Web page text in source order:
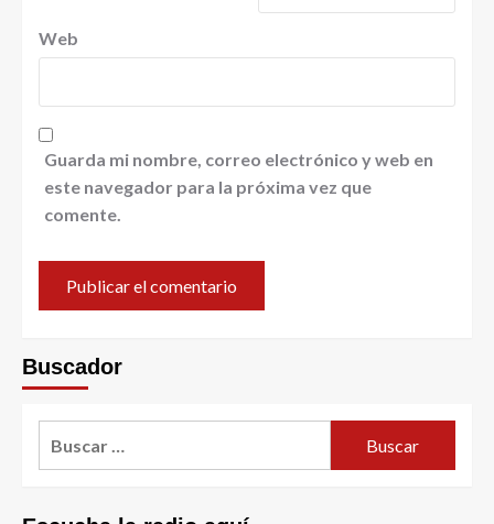
Web
Guarda mi nombre, correo electrónico y web en
este navegador para la próxima vez que
comente.
Buscador